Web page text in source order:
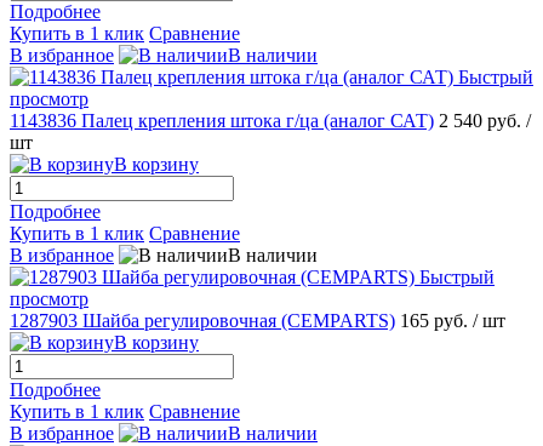
Подробнее
Купить в 1 клик Сравнение
В избранное
В наличии
Быстрый
просмотр
1143836 Палец крепления штока г/ца (аналог САТ) 2 540 руб. /
шт
В корзину
Подробнее
Купить в 1 клик Сравнение
В избранное
В наличии
Быстрый
просмотр
1287903 Шайба регулировочная (CEMPARTS) 165 руб. / шт
В корзину
Подробнее
Купить в 1 клик Сравнение
В избранное
В наличии